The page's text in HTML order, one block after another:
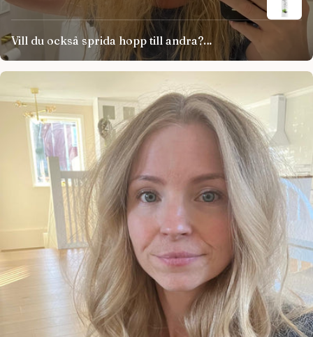
Vill du också sprida hopp till andra?
Hör av dig till oss!